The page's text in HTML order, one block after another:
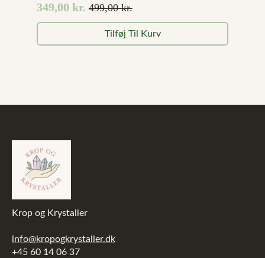
499,00kr.
Den
oprindelige
pris
349,00 kr.
Den
aktuelle
pris
Tilføj Til Kurv
Krop og Krystaller
info@kropogkrystaller.dk
+45 60 14 06 37